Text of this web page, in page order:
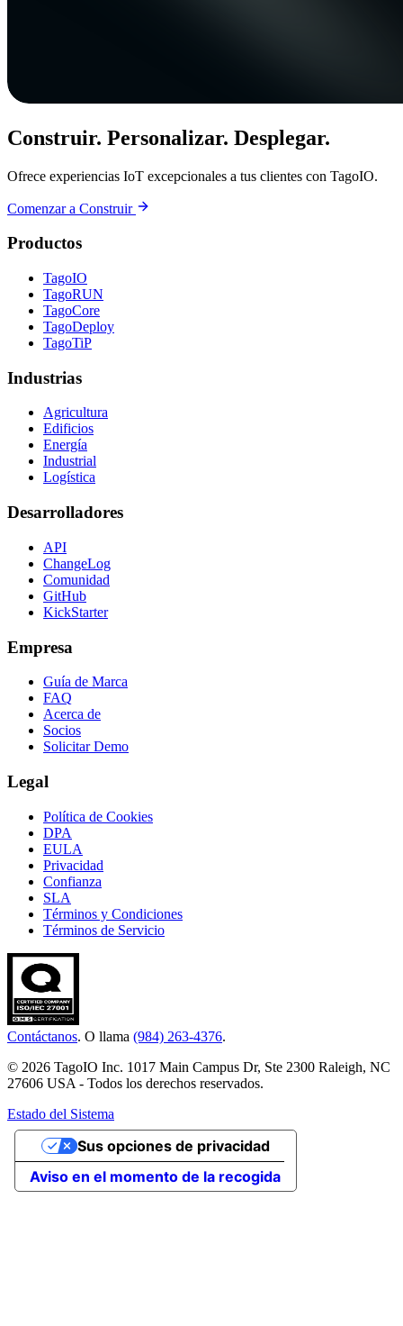
Construir. Personalizar. Desplegar.
Ofrece experiencias IoT excepcionales a tus clientes con TagoIO.
Comenzar a Construir
Productos
TagoIO
TagoRUN
TagoCore
TagoDeploy
TagoTiP
Industrias
Agricultura
Edificios
Energía
Industrial
Logística
Desarrolladores
API
ChangeLog
Comunidad
GitHub
KickStarter
Empresa
Guía de Marca
FAQ
Acerca de
Socios
Solicitar Demo
Legal
Política de Cookies
DPA
EULA
Privacidad
Confianza
SLA
Términos y Condiciones
Términos de Servicio
Contáctanos. O llama (984) 263-4376.
© 2026 TagoIO Inc. 1017 Main Campus Dr, Ste 2300 Raleigh, NC
27606 USA - Todos los derechos reservados.
Estado del Sistema
Aviso en el momento de la recogida
Sus opciones de privacidad